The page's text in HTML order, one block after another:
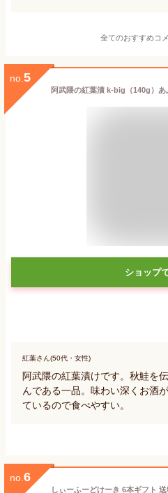
全てのおすすめコ
no. 5
ショップ
紅葉さん(50代・女性)
阿武隈の紅葉漬けです。秋鮭を
んである一品。味わい深くお酒
ているので食べやすい。
no. 6